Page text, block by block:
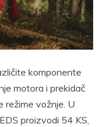
komponente
motora i prekidač
režime vožnje. U
proizvodi 54 KS,